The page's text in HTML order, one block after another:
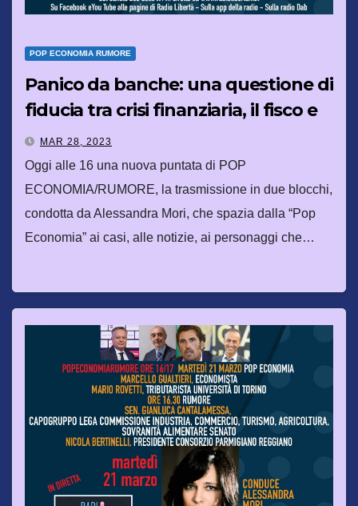
POP ECONOMIA RUMORE
Panico da banche: una questione di
fiducia tra crisi finanziaria, il fisco e
l’arte
MAR 28, 2023
Oggi alle 16 una nuova puntata di POP
ECONOMIA/RUMORE, la trasmissione in due blocchi,
condotta da Alessandra Mori, che spazia dalla “Pop
Economia” ai casi, alle notizie, ai personaggi che…